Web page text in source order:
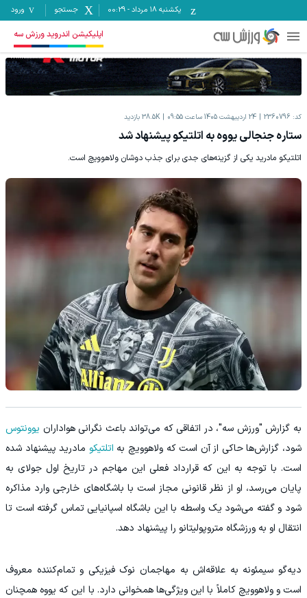
یکشنبه ۱۸ مرداد -
00:29 جستجو ورود
اپلیکیشن اندروید ورزش سه
کد: 2360796 24 اردیبهشت 1405 ساعت 09:55 38.5K بازدید
ستاره جنجالی یووه به اتلتیکو پیشنهاد شد
اتلتیکو مادرید یکی از گزینه‌های جدی برای جذب دوشان ولاهوویچ است.
به گزارش "ورزش سه"، در اتفاقی که می‌تواند باعث نگرانی هواداران یوونتوس
شود، گزارش‌ها حاکی از آن است که ولاهوویچ به اتلتیکو مادرید پیشنهاد شده
است. با توجه به این که قرارداد فعلی این مهاجم در تاریخ اول جولای به
پایان می‌رسد، او از نظر قانونی مجاز است با باشگاه‌های خارجی وارد مذاکره
شود و گفته می‌شود یک واسطه با این باشگاه اسپانیایی تماس گرفته است تا
انتقال او به ورزشگاه متروپولیتانو را پیشنهاد دهد.
دیه‌گو سیمئونه به علاقه‌اش به مهاجمان نوک فیزیکی و تمام‌کننده معروف
است و ولاهوویچ کاملاً با این ویژگی‌ها همخوانی دارد. با این که یووه همچنان